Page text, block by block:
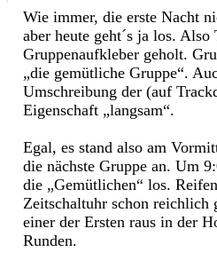
Wie immer, die erste Nacht
aber heute geht´s ja los. Also
Gruppenaufkleber geholt.
„die gemütliche Gruppe“.
Umschreibung der (auf
Eigenschaft „langsam“.
Egal, es stand also am
die nächste Gruppe an. Um
die „Gemütlichen“ los.
Zeitschaltuhr schon reichlich
einer der Ersten raus in der
Runden.